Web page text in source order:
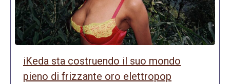
iKeda sta costruendo il suo mondo
pieno di frizzante oro elettropop